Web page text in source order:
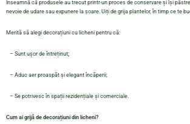
Înseamnă că produsele au trecut printr-un proces de conservare și își
nevoie de udare sau expunere la soare. Uiți de grija plantelor, în timp ce te
Merită să alegi decorațiuni cu licheni pentru că:
– Sunt ușor de întreținut;
– Aduc aer proaspăt și elegant încăperii;
– Se potrivesc în spații rezidențiale și comerciale.
Cum ai grijă de decorațiuni din licheni?